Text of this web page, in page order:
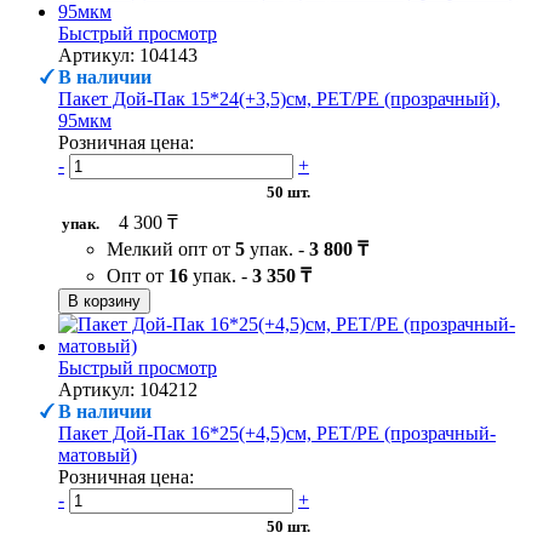
Быстрый просмотр
Артикул: 104143
В наличии
Пакет Дой-Пак 15*24(+3,5)см, PET/PE (прозрачный),
95мкм
Розничная цена:
-
+
50 шт.
упак.
4 300 ₸
Мелкий опт от 5 упак. - 3 800 ₸
Опт от 16 упак. - 3 350 ₸
В корзину
Быстрый просмотр
Артикул: 104212
В наличии
Пакет Дой-Пак 16*25(+4,5)см, PET/PE (прозрачный-
матовый)
Розничная цена:
-
+
50 шт.